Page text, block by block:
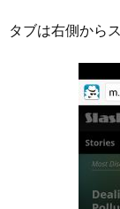
タブは右側から